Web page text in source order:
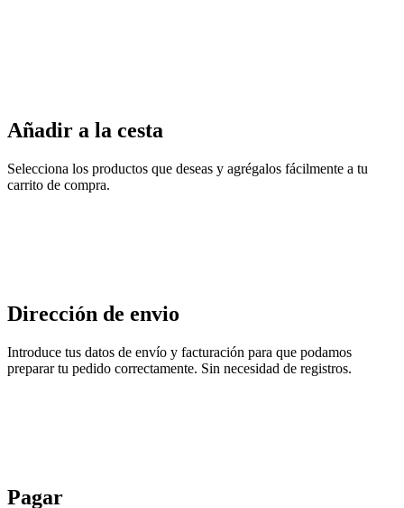
Añadir a la cesta
Selecciona los productos que deseas y agrégalos fácilmente a tu
carrito de compra.
Dirección de envio
Introduce tus datos de envío y facturación para que podamos
preparar tu pedido correctamente. Sin necesidad de registros.
Pagar